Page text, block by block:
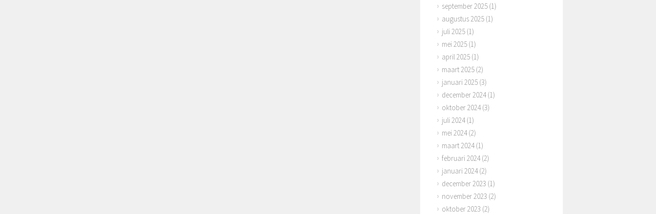
september 2025(1)
augustus 2025(1)
juli 2025(1)
mei 2025(1)
april 2025(1)
maart 2025(2)
januari 2025(3)
december 2024(1)
oktober 2024(3)
juli 2024(1)
mei 2024(2)
maart 2024(1)
februari 2024(2)
januari 2024(2)
december 2023 (1)
november 2023 (2)
oktober 2023 (2)